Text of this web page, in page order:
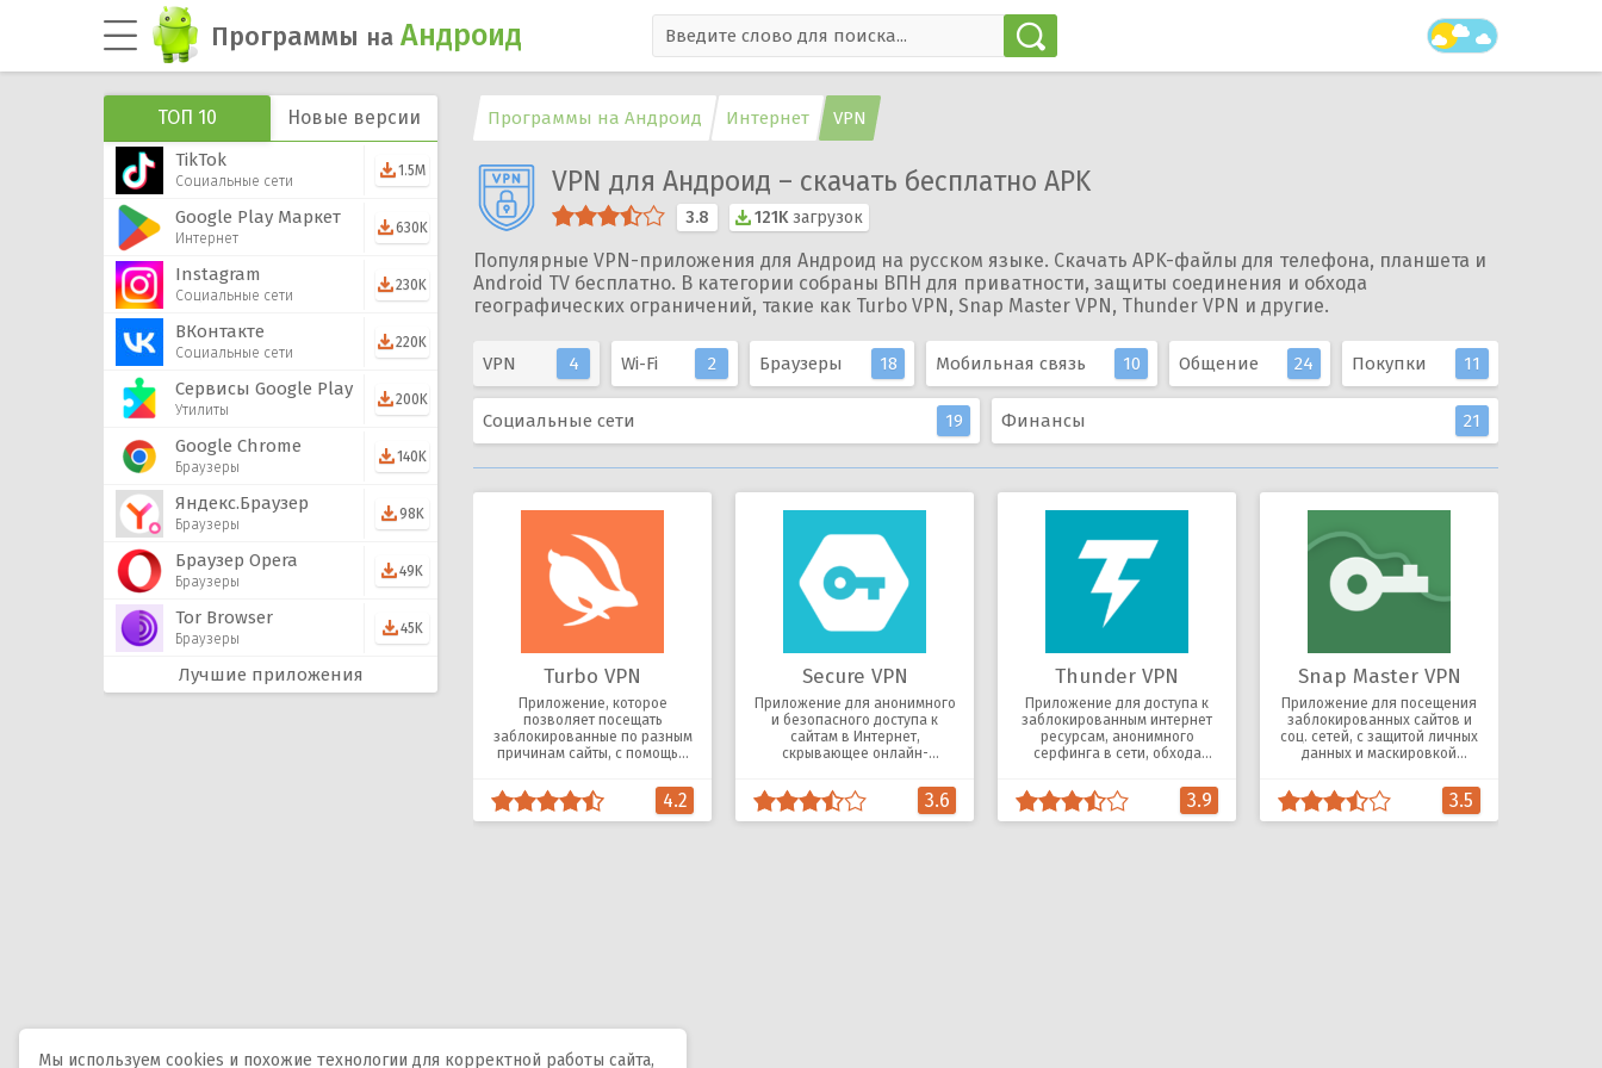
Программы на Андроид
ТОП 10 Новые версии
TikTok
Социальные сети
1.5M
Google Play Маркет
Интернет
630K
Instagram
Социальные сети
230K
ВКонтакте
Социальные сети
220K
Сервисы Google Play
Утилиты
200K
Google Chrome
Браузеры
140K
Яндекс.Браузер
Браузеры
98K
Браузер Opera
Браузеры
49K
Tor Browser
Браузеры
45K
Лучшие приложения
Программы на Андроид Интернет VPN
VPN для Андроид – скачать бесплатно APK
3.8 121Kзагрузок
Популярные VPN-приложения для Андроид на русском языке. Скачать APK-файлы для телефона, планшета и
Android TV бесплатно. В категории собраны ВПН для приватности, защиты соединения и обхода
географических ограничений, такие как Turbo VPN, Snap Master VPN, Thunder VPN и другие.
VPN 4 Wi-Fi 2 Браузеры 18 Мобильная связь 10 Общение 24 Покупки 11
Социальные сети 19 Финансы 21
Turbo VPN
Приложение, которое
позволяет посещать
заблокированные по разным
причинам сайты, с помощью
4.2
Secure VPN
Приложение для анонимного
и безопасного доступа к
сайтам в Интернет,
скрывающее онлайн-
сети.
3.6
Thunder VPN
Приложение для доступа к
заблокированным интернет
ресурсам, анонимного
серфинга в сети, обхода
ограничений.
3.9
Snap Master VPN
Приложение для посещения
заблокированных сайтов и
соц. сетей, с защитой личных
данных и маскировкой
3.5
Мы используем cookies и похожие технологии для корректной работы сайта,